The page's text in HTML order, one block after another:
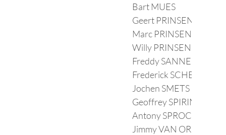
Bart MUES
Geert PRINSEN
Marc PRINSEN
Willy PRINSEN
Freddy SANNEN
Frederick SCHEYS
Jochen SMETS
Geoffrey SPIRINCKX
Antony SPROCKEELS
Jimmy VAN